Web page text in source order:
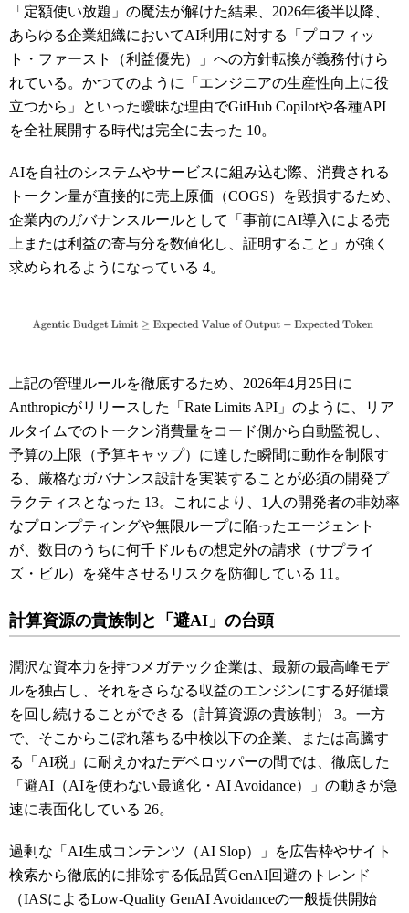
「定額使い放題」の魔法が解けた結果、2026年後半以降、
あらゆる企業組織においてAI利用に対する「プロフィッ
ト・ファースト（利益優先）」への方針転換が義務付けら
れている。かつてのように「エンジニアの生産性向上に役
立つから」といった曖昧な理由でGitHub Copilotや各種API
を全社展開する時代は完全に去った 10。
AIを自社のシステムやサービスに組み込む際、消費される
トークン量が直接的に売上原価（COGS）を毀損するため、
企業内のガバナンスルールとして「事前にAI導入による売
上または利益の寄与分を数値化し、証明すること」が強く
求められるようになっている 4。
上記の管理ルールを徹底するため、2026年4月25日に
Anthropicがリリースした「Rate Limits API」のように、リア
ルタイムでのトークン消費量をコード側から自動監視し、
予算の上限（予算キャップ）に達した瞬間に動作を制限す
る、厳格なガバナンス設計を実装することが必須の開発プ
ラクティスとなった 13。これにより、1人の開発者の非効率
なプロンプティングや無限ループに陥ったエージェント
が、数日のうちに何千ドルもの想定外の請求（サプライ
ズ・ビル）を発生させるリスクを防御している 11 。
計算資源の貴族制と「避AI」の台頭
潤沢な資本力を持つメガテック企業は、最新の最高峰モデ
ルを独占し、それをさらなる収益のエンジンにする好循環
を回し続けることができる（計算資源の貴族制） 3。一方
で、そこからこぼれ落ちる中検以下の企業、または高騰す
る「AI税」に耐えかねたデベロッパーの間では、徹底した
「避AI（AIを使わない最適化・AI Avoidance）」の動きが急
速に表面化している 26。
過剰な「AI生成コンテンツ（AI Slop）」を広告枠やサイト
検索から徹底的に排除する低品質GenAI回避のトレンド
（IASによるLow-Quality GenAI Avoidanceの一般提供開始